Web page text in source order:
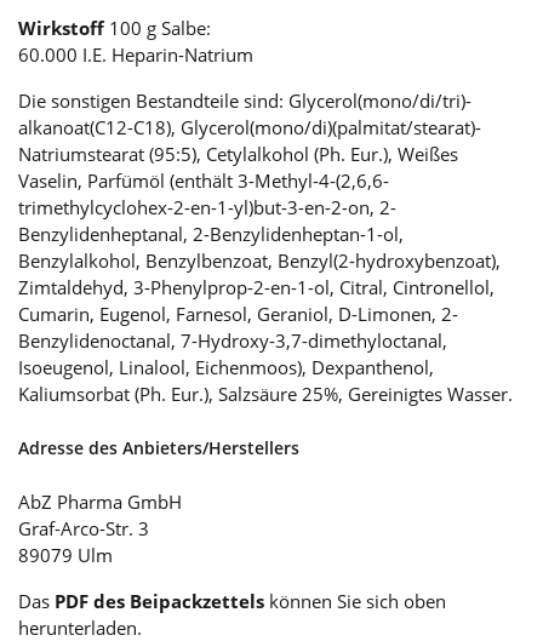
Wirkstoff100 g Salbe:
60.000 I.E. Heparin-Natrium
Die sonstigen Bestandteile sind: Glycerol(mono/di/tri)-
alkanoat(C12-C18), Glycerol(mono/di)(palmitat/stearat)-
Natriumstearat (95:5), Cetylalkohol (Ph. Eur.), Weißes
Vaselin, Parfümöl (enthält 3-Methyl-4-(2,6,6-
trimethylcyclohex-2-en-1-yl)but-3-en-2-on, 2-
Benzylidenheptanal, 2-Benzylidenheptan-1-ol,
Benzylalkohol, Benzylbenzoat, Benzyl(2-hydroxybenzoat),
Zimtaldehyd, 3-Phenylprop-2-en-1-ol, Citral, Cintronellol,
Cumarin, Eugenol, Farnesol, Geraniol, D-Limonen, 2-
Benzylidenoctanal, 7-Hydroxy-3,7-dimethyloctanal,
Isoeugenol, Linalool, Eichenmoos), Dexpanthenol,
Kaliumsorbat (Ph. Eur.), Salzsäure 25%, Gereinigtes Wasser.
Adresse des Anbieters/Herstellers
AbZ Pharma GmbH
Graf-Arco-Str. 3
89079 Ulm
Das PDF des Beipackzettels können Sie sich oben
herunterladen.